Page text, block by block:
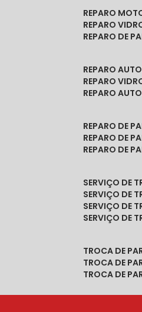
REPARO
REPARO
REPARO DE
REPARO
REPARO
REPARO
REPARO DE
REPARO DE
REPARO DE
SERVIÇO DE
SERVIÇO DE
SERVIÇO DE
SERVIÇO DE
TROCA DE
TROCA DE
TROCA DE